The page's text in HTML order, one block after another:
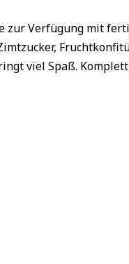
zur Verfügung mit
viel Spaß.